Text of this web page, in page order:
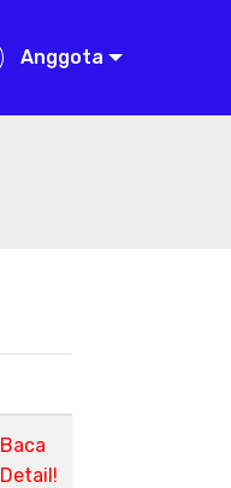
Anggota
Baca
Detail!